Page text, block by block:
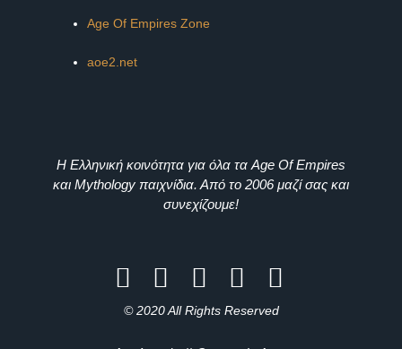
Age Of Empires Zone
aoe2.net
Η Ελληνική κοινότητα για όλα τα Age Of Empires
και Mythology παιχνίδια. Από το 2006 μαζί σας και
συνεχίζουμε!
© 2020 All Rights Reserved